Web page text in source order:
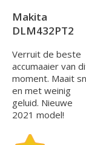
Makita
DLM432PT2
Verruit de beste
accumaaier van
moment. Maait
en met weinig
geluid. Nieuwe
2021 model!